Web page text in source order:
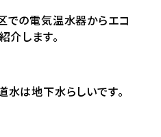
での電気温水器からエコ
介します。
は地下水らしいです。